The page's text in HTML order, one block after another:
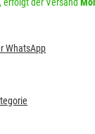
WhatsApp